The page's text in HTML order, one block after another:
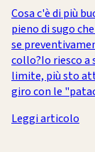
Cosa c'è di più
pieno di sugo
se
collo?Io riesco a
limite, più sto
giro con le
Leggi articolo